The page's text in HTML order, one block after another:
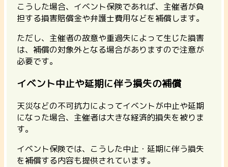
こうした場合、イベント保険であれば、主催者が負
担する損害賠償金や弁護士費用などを補償します。
ただし、主催者の故意や重過失によって生じた損害
は、補償の対象外となる場合がありますので注意が
必要です。
イベント中止や延期に伴う損失の補償
天災などの不可抗力によってイベントが中止や延期
になった場合、主催者は大きな経済的損失を被りま
す。
イベント保険では、こうした中止・延期に伴う損失
を補償する内容も提供されています。